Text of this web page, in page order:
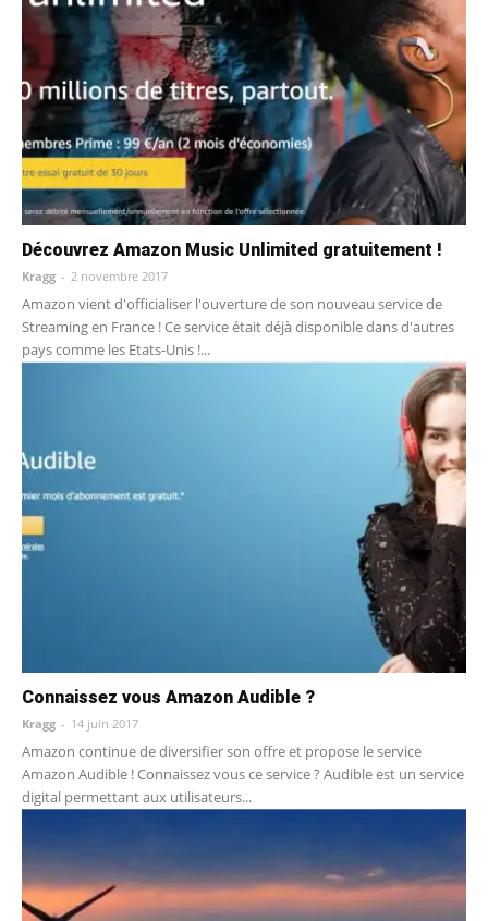
Découvrez Amazon Music Unlimited gratuitement !
Kragg - 2 novembre 2017
Amazon vient d'officialiser l'ouverture de son nouveau service de
Streaming en France ! Ce service était déjà disponible dans d'autres
pays comme les Etats-Unis !...
Connaissez vous Amazon Audible ?
Kragg - 14 juin 2017
Amazon continue de diversifier son offre et propose le service
Amazon Audible ! Connaissez vous ce service ? Audible est un service
digital permettant aux utilisateurs...